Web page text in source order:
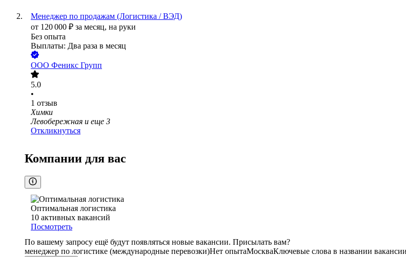
Менеджер по продажам (Логистика / ВЭД)
от 120 000 ₽ за месяц, на руки
Без опыта
Выплаты: Два раза в месяц
ООО Феникс Групп
5.0
•
1 отзыв
Химки
Левобережная и еще 3
Откликнуться
Компании для вас
Оптимальная логистика
10 активных вакансий
Посмотреть
По вашему запросу ещё будут появляться новые вакансии. Присылать вам?
менеджер по логистике (международные перевозки)Нет опытаМоскваКлючевые слова в названии